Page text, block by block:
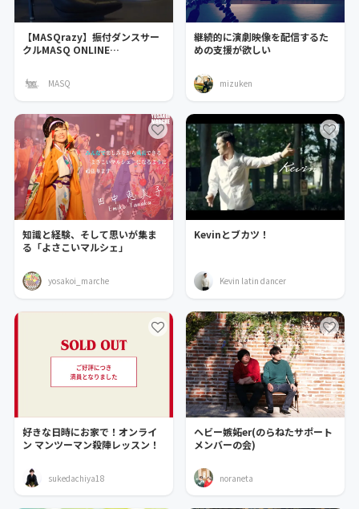
【MASQrazy】振付ダンスサー
クルMASQ ONLINE
MASQ
継続的に演劇映像を配信するた
めの支援が欲しい
mizuken
知識と経験、そして思いが集ま
る「よさこいマルシェ」
yosakoi_marche
Kevinとブカツ！
Kevin latin dancer
好きな日時にお家で！オンライ
ン マンツーマン殺陣レッスン！
sukedachiya18
ヘビー嫉妬er(のらねたサポート
メンバーの会)
noraneta